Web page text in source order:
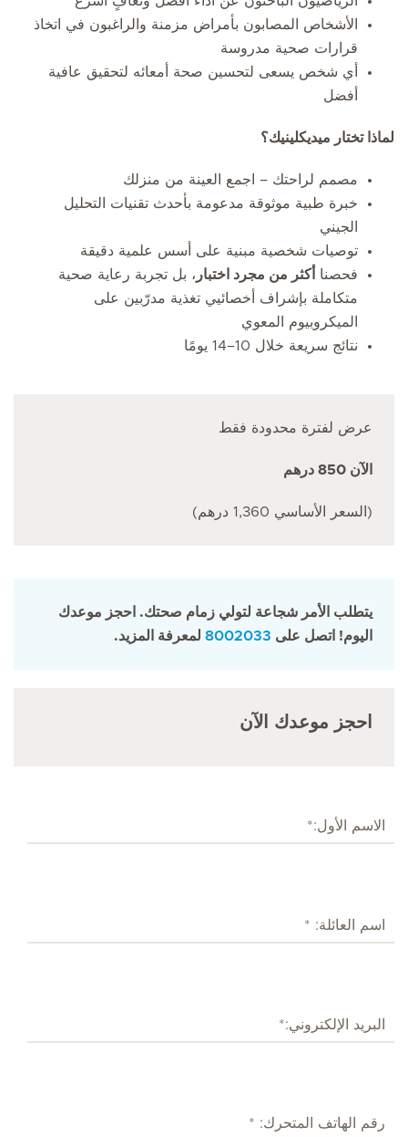
الأشخاص المصابون بأمراض مزمنة والراغبون في اتخاذ
قرارات صحية مدروسة
أي شخص يسعى لتحسين صحة أمعائه لتحقيق عافية
أفضل
لماذا تختار ميديكلينيك؟
مصمم لراحتك – اجمع العينة من منزلك
خبرة طبية موثوقة مدعومة بأحدث تقنيات التحليل
الجيني
توصيات شخصية مبنية على أسس علمية دقيقة
فحصنا
أكثر من مجرد اختبار ، بل تجربة رعاية صحية
متكاملة بإشراف أخصائيي تغذية مدرّبين على
الميكروبيوم المعوي
نتائج سريعة خلال 10–14 يومًا
عرض لفترة محدودة فقط
الآن 850 درهم
(السعر الأساسي 1,360 درهم)
يتطلب الأمر شجاعة لتولي زمام صحتك. احجز موعدك
اليوم! اتصل على 8002033 لمعرفة المزيد.
احجز موعدك الآن